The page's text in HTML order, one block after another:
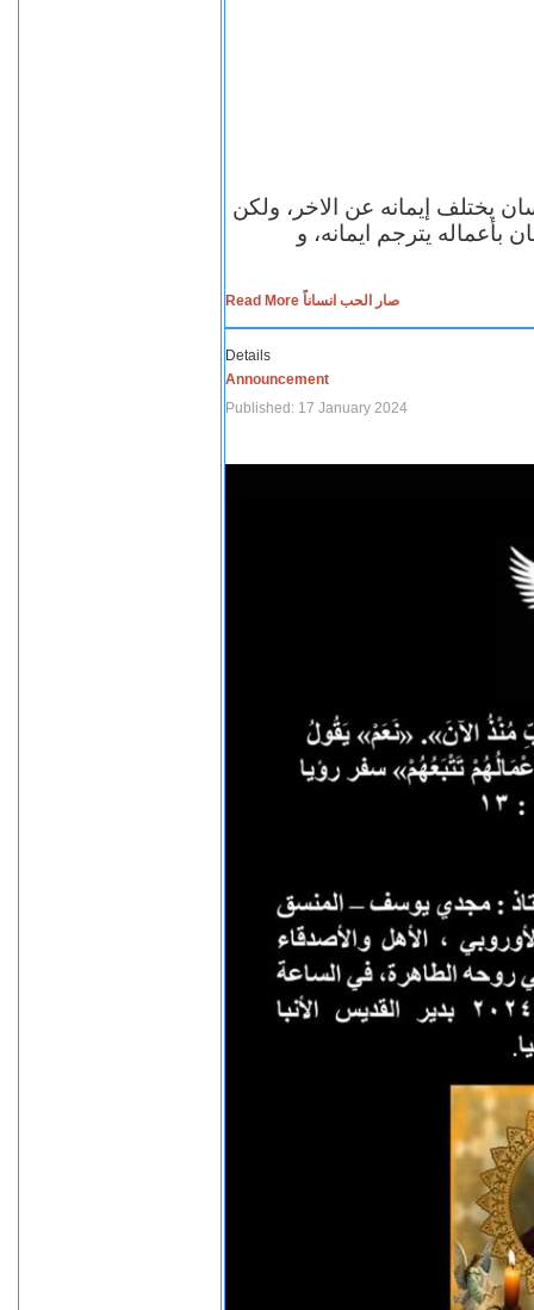
يختلف إيمانه عن الاخر، ولكن
بأعماله يترجم ايمانه، و
Read More صار الحب انساناً
Details
Announcement
Published: 17 January 2024